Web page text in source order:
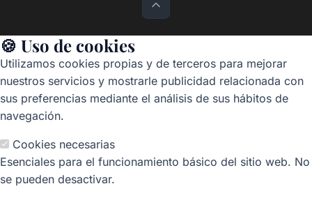
🍪 Uso de cookies
Utilizamos cookies propias y de terceros para mejorar
nuestros servicios y mostrarle publicidad relacionada con
sus preferencias mediante el análisis de sus hábitos de
navegación.
Cookies necesarias
Esenciales para el funcionamiento básico del sitio web. No
se pueden desactivar.